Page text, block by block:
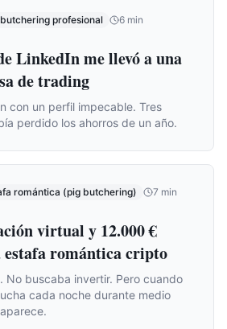
profesional 6 min
LinkedIn me llevó a una
de trading
con un perfil impecable. Tres
perdido los ahorros de un año.
romántica (pig butchering) 7 min
virtual y 12.000 €
estafa romántica cripto
No buscaba invertir. Pero cuando
cada noche durante medio